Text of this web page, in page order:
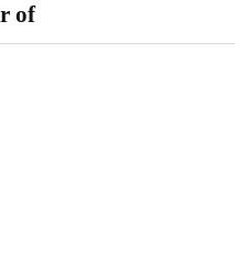
of